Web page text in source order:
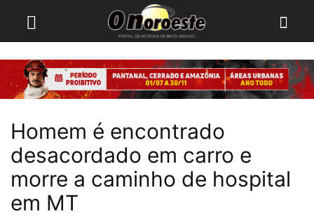
Homem é encontrado
desacordado em carro e
morre a caminho de hospital
em MT